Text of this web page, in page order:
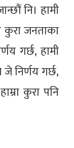
नि। हामी
कुरा जनताका
गर्छ, हामी
निर्णय गर्छ,
कुरा पनि